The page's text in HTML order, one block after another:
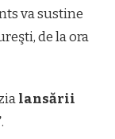
va sustine
de la ora
lansării
.